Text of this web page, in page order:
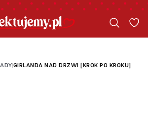
|GIRLANDA NAD DRZWI [KROK PO KROKU]